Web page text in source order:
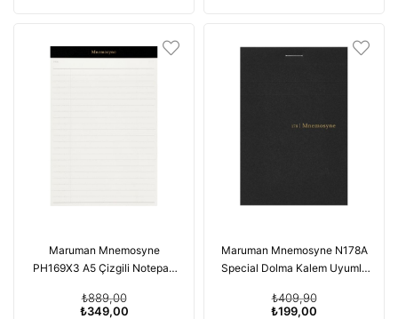
Maruman Mnemosyne
PH169X3 A5 Çizgili Notepad
₺349,00
₺889,00
Maruman Mnemosyne N178A
Special Dolma Kalem Uyumlu
₺199,00
₺409,90